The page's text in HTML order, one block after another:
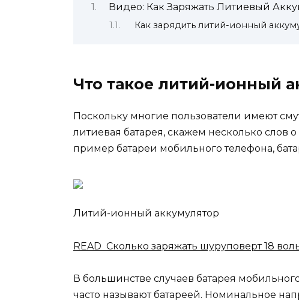
Видео: Как Заряжать Литиевый
Как зарядить литий-ионный
Что такое литий-ионный
Поскольку многие пользователи имеют
литиевая батарея, скажем несколько слов
пример батареи мобильного телефона,
Литий-ионный аккумулятор
READ Сколько заряжать шуруповерт 18
В большинстве случаев батарея
часто называют батареей. Номинальное